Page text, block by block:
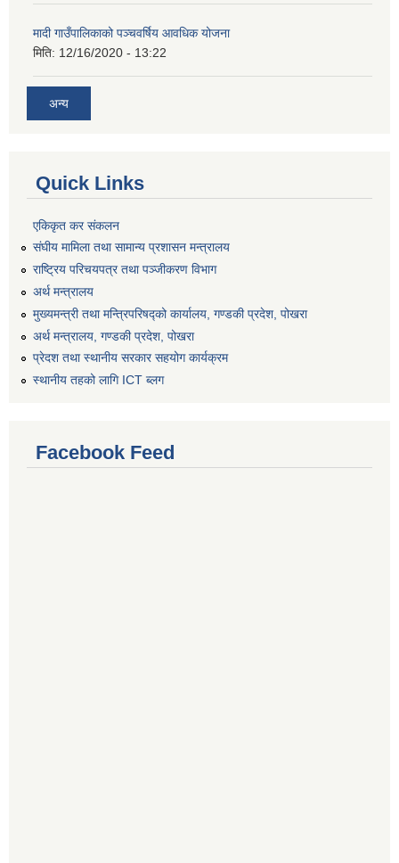
मादी गाउँपालिकाको पञ्चवर्षिय आवधिक योजना
मिति: 12/16/2020 - 13:22
अन्य
Quick Links
एकिकृत कर संकलन
संघीय मामिला तथा सामान्य प्रशासन मन्त्रालय
राष्ट्रिय परिचयपत्र तथा पञ्जीकरण विभाग
अर्थ मन्त्रालय
मुख्यमन्त्री तथा मन्त्रिपरिषद्को कार्यालय, गण्डकी प्रदेश, पोखरा
अर्थ मन्त्रालय, गण्डकी प्रदेश, पोखरा
प्रेदश तथा स्थानीय सरकार सहयोग कार्यक्रम
स्थानीय तहको लागि ICT ब्लग
Facebook Feed